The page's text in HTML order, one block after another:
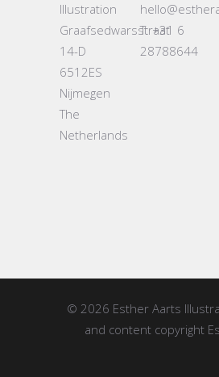
Illustration
Graafsedwarsstraat
14-D
6512ES
Nijmegen
The
Netherlands
T: +31 6
28788644
© 2026 Esther Aarts
and content copyright